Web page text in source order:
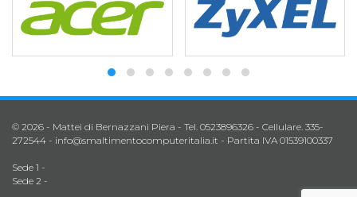
© 2026 - Mattei di Bernazzani Piera - Tel. 0523896326 - Cellulare. 335-
272544 - info@smaltimentocomputeritalia.it - Partita IVA 01539100337
Sede 1 -
Sede 2 -